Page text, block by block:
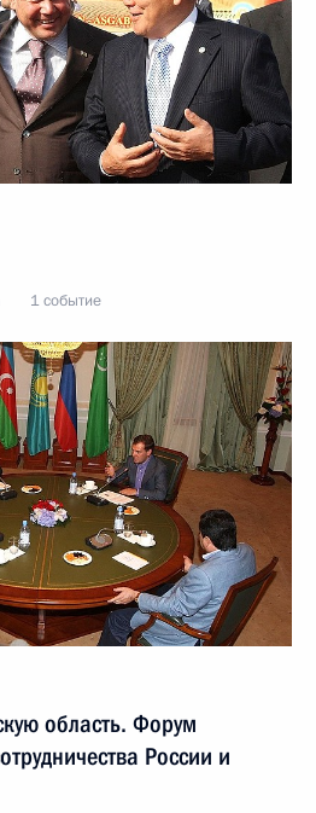
1 событие
область. Форум
России и